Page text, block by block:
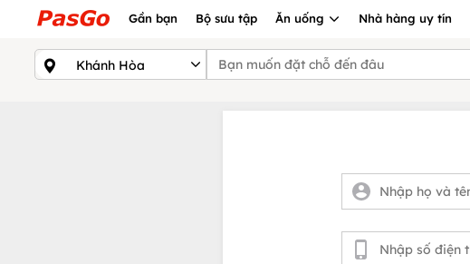
Gần bạn Bộ sưu tập Ăn uống Nhà hàng uy tín